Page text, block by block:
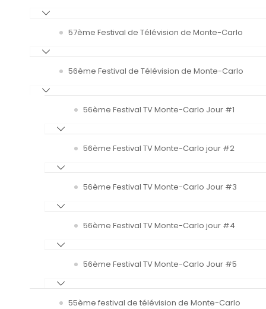
57ème Festival de Télévision de Monte-Carlo
56ème Festival de Télévision de Monte-Carlo
56ème Festival TV Monte-Carlo Jour #1
56ème Festival TV Monte-Carlo jour #2
56ème Festival TV Monte-Carlo Jour #3
56ème Festival TV Monte-Carlo jour #4
56ème Festival TV Monte-Carlo Jour #5
55ème festival de télévision de Monte-Carlo